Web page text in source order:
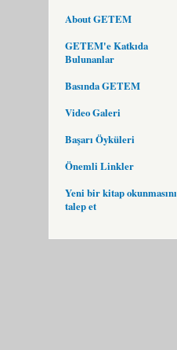
About GETEM
GETEM'e Katkıda
Bulunanlar
Basında GETEM
Video Galeri
Başarı Öyküleri
Önemli Linkler
Yeni bir kitap okunmasını
talep et